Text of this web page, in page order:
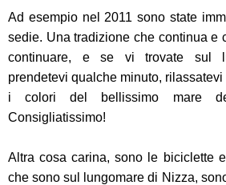
Ad esempio nel 2011 sono state
sedie. Una tradizione che continua e
continuare, e se vi trovate sul
prendetevi qualche minuto,
i colori del bellissimo mare
Consigliatissimo!
Altra cosa carina, sono le biciclette
che sono sul lungomare di Nizza,